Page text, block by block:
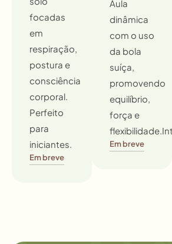
focadas
em
respiração,
postura e
consciência
corporal.
Perfeito
para
iniciantes.
Em breve
Aula
dinâmica
com o uso
da bola
suíça,
promovendo
equilíbrio,
força e
Em breve